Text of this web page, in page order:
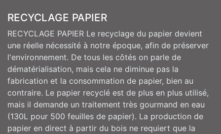
RECYCLAGE PAPIER
RECYCLAGE PAPIER Le recyclage du papier devient
une réelle nécessité à notre époque, afin de préserver
l'environnement. De tous les côtés on parle de
dématérialisation, mais cela ne diminue pas la
fabrication et la consommation de papier, bien au
contraire. Le papier recyclé est de plus en plus utilisé,
mais il demande un traitement très gourmand en eau
(130L pour 500 feuilles de papier). La production de
papier en direct à partir du bois ne requiert que la